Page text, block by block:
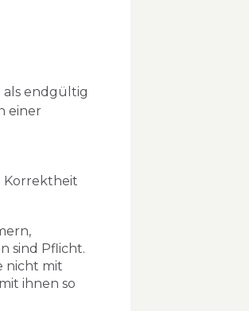
als endgültig
einer
Korrektheit
sind Pflicht.
nicht mit
ihnen so